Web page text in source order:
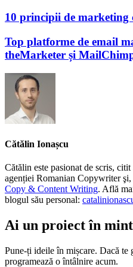
10 principii de marketing
Top platforme de email
theMarketer și
Cătălin Ionașcu
Cătălin este pasionat de scris,
agenției Romanian Copywriter
Copy & Content Writing. Află
blogul său personal:
Ai un proiect în
Pune-ți ideile în mișcare. Dacă te
programează o întâlnire acum.